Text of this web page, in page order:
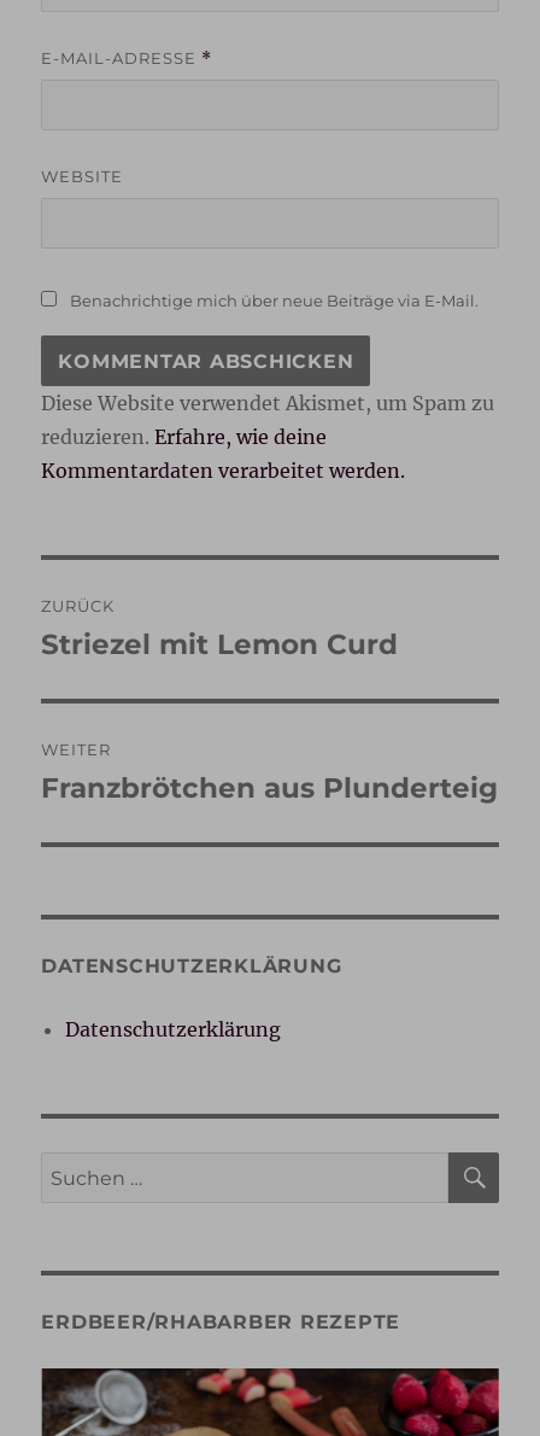
E-MAIL-ADRESSE *
WEBSITE
Benachrichtige mich über neue Beiträge via E-Mail.
Diese Website verwendet Akismet, um Spam zu
reduzieren.Erfahre, wie deine
Kommentardaten verarbeitet werden.
ZURÜCK
Vorheriger
Striezel mit Lemon Curd
WEITER
Nächster
Franzbrötchen aus Plunderteig
DATENSCHUTZERKLÄRUNG
Datenschutzerklärung
Suche
ERDBEER/RHABARBER REZEPTE